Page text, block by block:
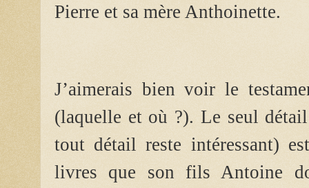
Pierre et sa mère Anthoinette.
J’aimerais bien voir le
(laquelle et où ?). Le seul
tout détail reste intéressant)
livres que son fils Antoine